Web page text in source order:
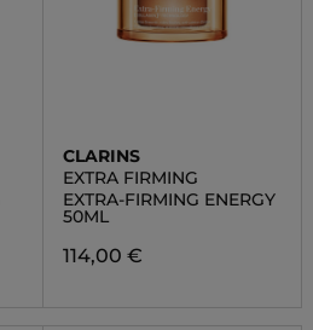
CLARINS
EXTRA FIRMING
EXTRA-FIRMING ENERGY
50ML
114,00 €